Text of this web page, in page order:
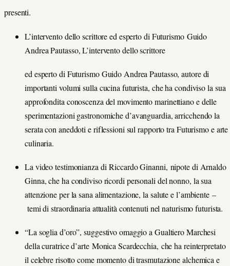
presenti.
L’intervento dello scrittore ed esperto di Futurismo Guido
Andrea Pautasso, L’intervento dello scrittore
ed esperto di Futurismo Guido Andrea Pautasso, autore di
importanti volumi sulla cucina futurista, che ha condiviso la sua
approfondita conoscenza del movimento marinettiano e delle
sperimentazioni gastronomiche d’avanguardia, arricchendo la
serata con aneddoti e riflessioni sul rapporto tra Futurismo e arte
culinaria.
La video testimonianza di Riccardo Ginanni, nipote di Arnaldo
Ginna, che ha condiviso ricordi personali del nonno, la sua
attenzione per la sana alimentazione, la salute e l’ambiente –
temi di straordinaria attualità contenuti nel naturismo futurista.
“La soglia d’oro”, suggestivo omaggio a Gualtiero Marchesi
della curatrice d’arte Monica Scardecchia, che ha reinterpretato
il celebre risotto come momento di trasmutazione alchemica e